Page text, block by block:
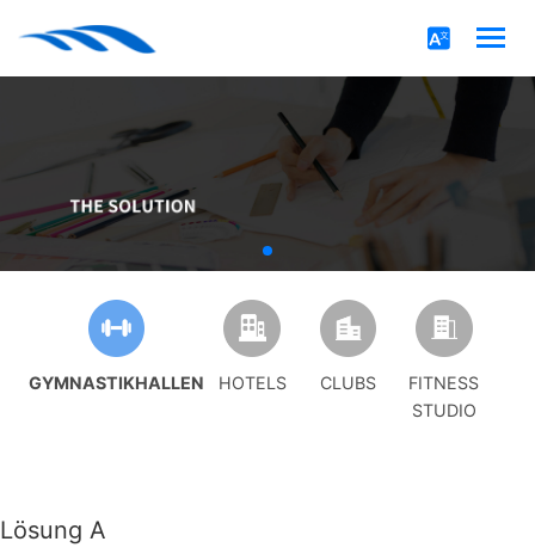
GYMNASTIKHALLEN HOTELS CLUBS
FITNESS
STUDIO
Lösung A